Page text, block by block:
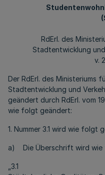
RdErl. des
Stadtentwicklung und
v.
Der RdErl. des Ministeriums
Stadtentwicklung und
geändert durch RdErl. vom
wie folgt geändert:
1. Nummer 3.1 wird wie folgt
a) Die Überschrift wird wie
„3.1